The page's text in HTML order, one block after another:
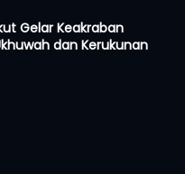
Gelar Keakraban
dan Kerukunan